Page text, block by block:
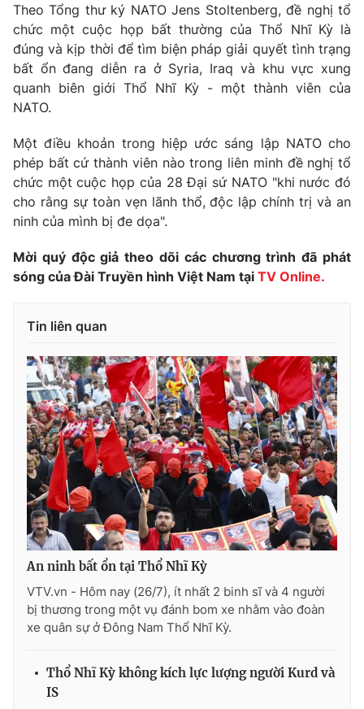
Hậu trường
Nhân vật
Khán giả
Giải sao mai
Điện ảnh
Âm nhạc
Sao
Đời sống
Du lịch
Làm đẹp
Chất lượng cuộc sống
Giáo dục
Học trực tuyến
Công nghệ
Hitech Công nghệ tương lai
Sản phẩm
Tư vấn
Giao lưu trực tuyến
Lịch phát sóng
Emagazine
Photo Infographic
Video Shorts video
VTV Money VTV Thể thao
VTV Sức khoẻ Bất động sản
Thị trường 24h Tấm lòng Việt
VTV4 Vươn mình bằng AI
Liên hệ tòa soạn
Theo Tổng thư ký NATO Jens Stoltenberg, đề nghị tổ
chức một cuộc họp bất thường của Thổ Nhĩ Kỳ là
đúng và kịp thời để tìm biện pháp giải quyết tình trạng
bất ổn đang diễn ra ở Syria, Iraq và khu vực xung
quanh biên giới Thổ Nhĩ Kỳ - một thành viên của
NATO.
Một điều khoản trong hiệp ước sáng lập NATO cho
phép bất cứ thành viên nào trong liên minh đề nghị tổ
chức một cuộc họp của 28 Đại sứ NATO "khi nước đó
cho rằng sự toàn vẹn lãnh thổ, độc lập chính trị và an
ninh của mình bị đe dọa".
Mời quý độc giả theo dõi các chương trình đã phát
sóng của Đài Truyền hình Việt Nam tại TV Online.
Tin liên quan
An ninh bất ổn tại Thổ Nhĩ Kỳ
VTV.vn - Hôm nay (26/7), ít nhất 2 binh sĩ và 4 người
bị thương trong một vụ đánh bom xe nhằm vào đoàn
xe quân sự ở Đông Nam Thổ Nhĩ Kỳ.
Thổ Nhĩ Kỳ không kích lực lượng người Kurd và
IS